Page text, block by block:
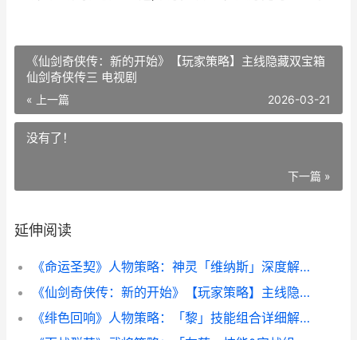
《仙剑奇侠传：新的开始》【玩家策略】主线隐藏双宝箱
仙剑奇侠传三 电视剧
« 上一篇 2026-03-21
没有了！
下一篇 »
延伸阅读
《命运圣契》人物策略：神灵「维纳斯」深度解析 命运圣战
《仙剑奇侠传：新的开始》【玩家策略】主线隐藏双宝箱 仙剑奇侠传三 电视剧
《绯色回响》人物策略：「黎」技能组合详细解答 绯色回归是哪一集